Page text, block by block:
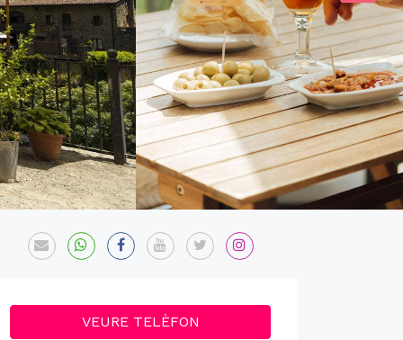
VEURE TELÈFON